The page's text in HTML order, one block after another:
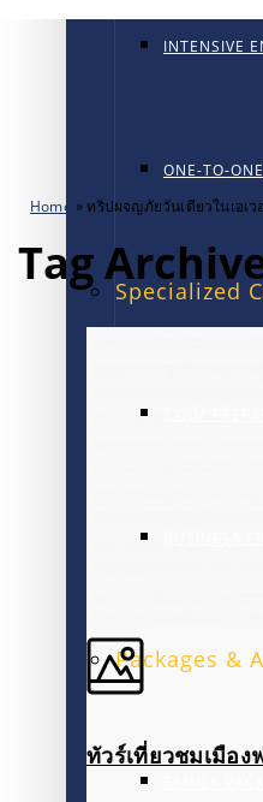
INTENSIVE
ONE-TO-ONE
Specialized
Packages &
Home »ทริปผจญภัยวันเดียวในเอเว
Tag
ทัวร์เที่ยวชมเมือง